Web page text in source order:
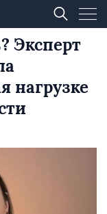
Эксперт
нагрузке